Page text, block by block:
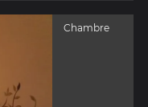
Chambre